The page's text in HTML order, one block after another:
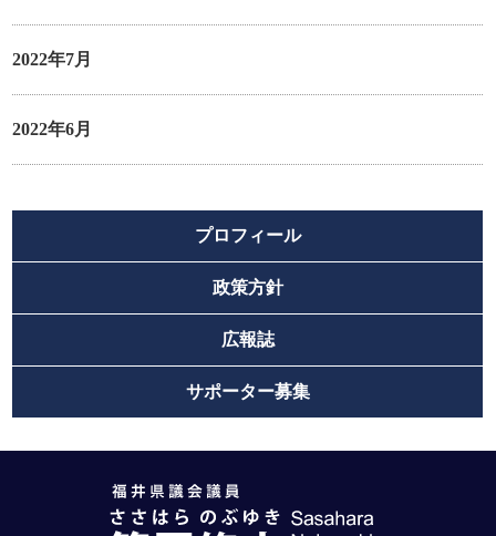
2022年7月
2022年6月
プロフィール
政策方針
広報誌
サポーター募集